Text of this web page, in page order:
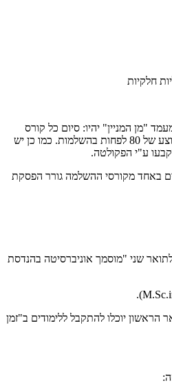
חלקיות
"מן המניין" יהיו: סיום כל קורס
השלמה בציון 70 לפחות וציון ממוצע של 80 לפחות בהשלמות. כמו כן יש
ע"י הפקולטה.
באחד מקורסי ההשלמה גורר הפסקת
שני "מוסמך אוניברסיטה בהנדסת
הראשון יוכלו להתקבל ללימודים ב"זמן